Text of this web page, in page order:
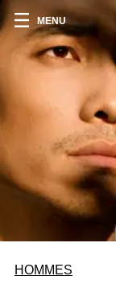
MENU
HOMMES